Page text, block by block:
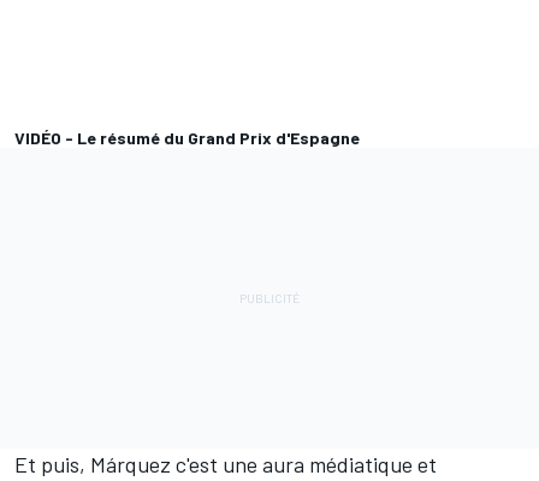
VIDÉO - Le résumé du Grand Prix d'Espagne
Et puis, Márquez c'est une aura médiatique et